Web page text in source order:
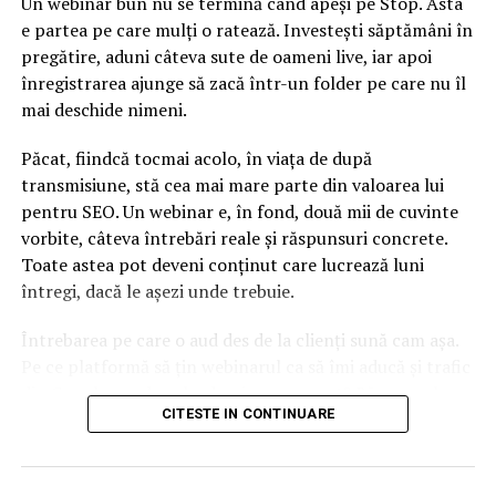
înzestraţi să facă apeluri raţionale şi emoţionale:
Abraham Lincoln, Martin Luther King şi John F.
Kennedy, care au amestecat ştiinţa şi emoţia pentru a
inspira programul lumii Americii.
Neurologii au descoperit că emoţia este cea mai rapidă
cale spre creier. Cu alte cuvinte, dacă doriţi ca ideile
dumneavoastră să se răspândească, povestea este
singurul şi cel mai bun vehicul pe care trebuie să-l avem
Alertă! Tentativă de atac terorist la locuinţa unui
e partea pe care mulți o ratează. Investești săptămâni în
pregătire, aduni câteva sute de oameni live, iar apoi
înregistrarea ajunge să zacă într-un folder pe care nu îl
mai deschide nimeni.
Păcat, fiindcă tocmai acolo, în viața de după
transmisiune, stă cea mai mare parte din valoarea lui
pentru SEO. Un webinar e, în fond, două mii de cuvinte
vorbite, câteva întrebări reale și răspunsuri concrete.
Toate astea pot deveni conținut care lucrează luni
întregi, dacă le așezi unde trebuie.
Întrebarea pe care o aud des de la clienți sună cam așa.
din Google, nu doar lead-uri pe moment? Răspunsul
scurt e că platforma contează, dar nu în felul în care
CITESTE IN CONTINUARE